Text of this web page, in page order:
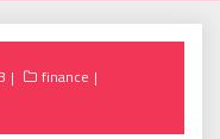
finance